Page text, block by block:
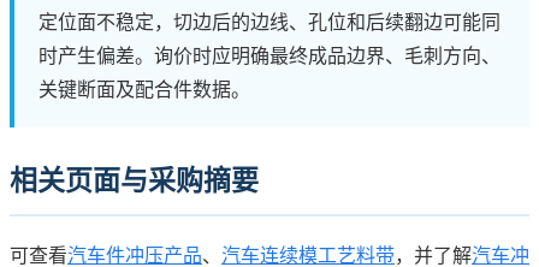
定位面不稳定，切边后的边线、孔位和后续翻边可能同
时产生偏差。询价时应明确最终成品边界、毛刺方向、
关键断面及配合件数据。
相关页面与采购摘要
可查看汽车件冲压产品、 汽车连续模工艺料带，并了解汽车冲